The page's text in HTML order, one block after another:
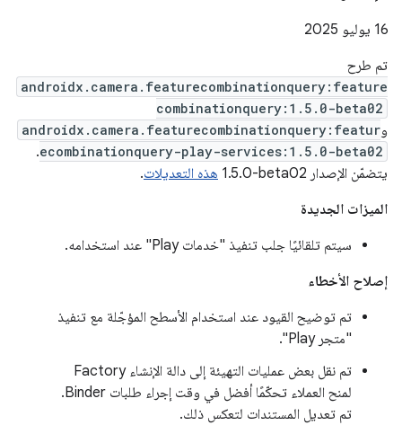
‫16 يوليو 2025
تم طرح
androidx.camera.featurecombinationquery:feature
combinationquery:1.5.0-beta02
وandroidx.camera.featurecombinationquery:featur
ecombinationquery-play-services:1.5.0-beta02
.
يتضمّن الإصدار ‎1.5.0-beta02
هذه التعديلات.
الميزات الجديدة
سيتم تلقائيًا جلب تنفيذ "خدمات Play" عند استخدامه.
إصلاح الأخطاء
تم توضيح القيود عند استخدام الأسطح المؤجّلة مع تنفيذ
"متجر Play".
تم نقل بعض عمليات التهيئة إلى دالة الإنشاء Factory
لمنح العملاء تحكّمًا أفضل في وقت إجراء طلبات Binder.
تم تعديل المستندات لتعكس ذلك.